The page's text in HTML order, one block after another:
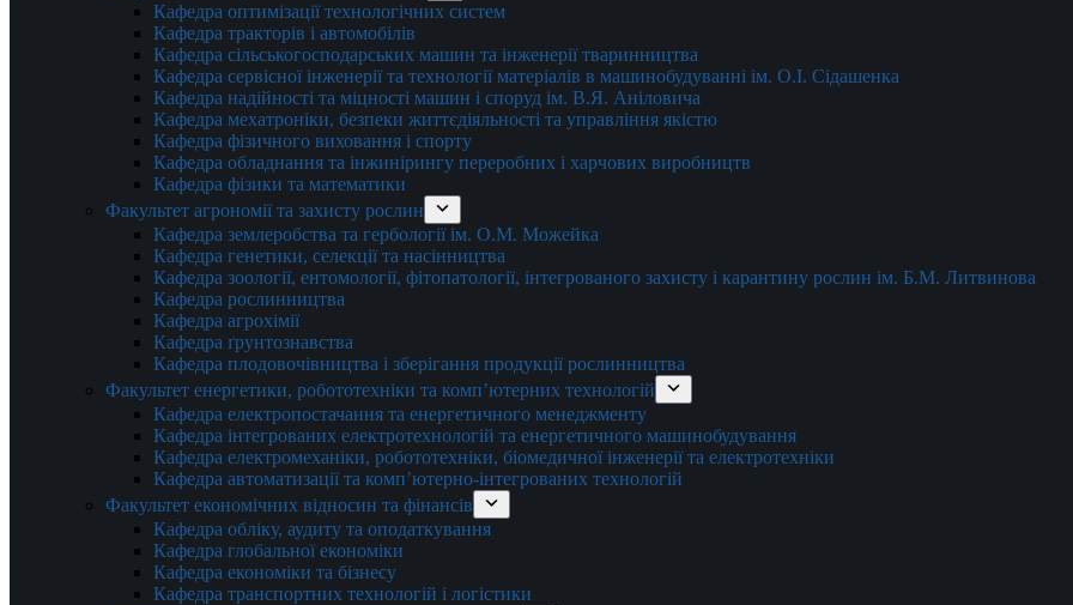
Кафедра оптимізації технологічних систем
Кафедра тракторів і автомобілів
Кафедра сільськогосподарських машин та інженерії тваринництва
Кафедра cервісної інженерії та технології матеріалів в машинобудуванні ім. О.І. Сідашенка
Кафедра надійності та міцності машин і споруд ім. В.Я. Аніловича
Кафедра мехатроніки, безпеки життєдіяльності та управління якістю
Кафедра фізичного виховання і спорту
Кафедра обладнання та інжинірингу переробних і харчових виробництв
Кафедра фізики та математики
Факультет агрономії та захисту рослин
Кафедра землеробства та гербології ім. О.М. Можейка
Кафедра генетики, селекції та насінництва
Кафедра зоології, ентомології, фітопатології, інтегрованого захисту і карантину рослин ім. Б.М. Литвинова
Кафедра рослинництва
Кафедра агрохімії
Кафедра ґрунтознавства
Кафедра плодовочівництва і зберігання продукції рослинництва
Факультет енергетики, робототехніки та комп’ютерних технологій
Кафедра електропостачання та енергетичного менеджменту
Кафедра інтегрованих електротехнологій та енергетичного машинобудування
Кафедра електромеханіки, робототехніки, біомедичної інженерії та електротехніки
Кафедра автоматизації та комп’ютерно-інтегрованих технологій
Факультет економічних відносин та фінансів
Кафедра обліку, аудиту та оподаткування
Кафедра глобальної економіки
Кафедра економіки та бізнесу
Кафедра транспортних технологій і логістики